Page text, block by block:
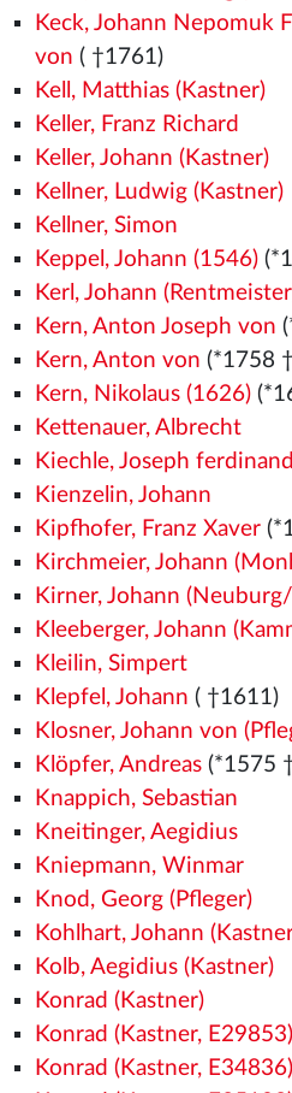
Keck, Johann Nepomuk
von ( †1761)
Kell, Matthias (Kastner)
Keller, Franz Richard
Keller, Johann (Kastner)
Kellner, Ludwig (Kastner)
Kellner, Simon
Keppel, Johann (1546)
Kerl, Johann
Kern, Anton Joseph von
Kern, Anton von (*1758
Kern, Nikolaus (1626)
Kettenauer, Albrecht
Kiechle, Joseph ferdinand
Kienzelin, Johann
Kipfhofer, Franz Xaver
Kirchmeier, Johann
Kirner, Johann
Kleeberger, Johann
Kleilin, Simpert
Klepfel, Johann ( †1611)
Klosner, Johann von
Klöpfer, Andreas(*1575
Knappich, Sebastian
Kneitinger, Aegidius
Kniepmann, Winmar
Knod, Georg (Pfleger)
Kohlhart, Johann
Kolb, Aegidius (Kastner)
Konrad (Kastner)
Konrad (Kastner, E29853)
Konrad (Kastner, E34836)